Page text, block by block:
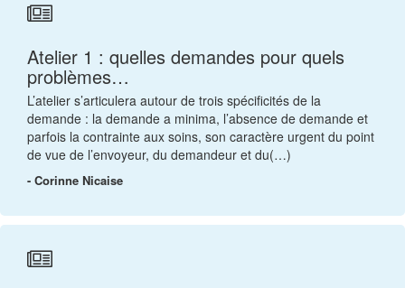
Atelier 1 : quelles demandes pour quels
problèmes…
L’atelier s’articulera autour de trois spécificités de la
demande : la demande a minima, l’absence de demande et
parfois la contrainte aux soins, son caractère urgent du point
de vue de l’envoyeur, du demandeur et du(…)
- Corinne Nicaise